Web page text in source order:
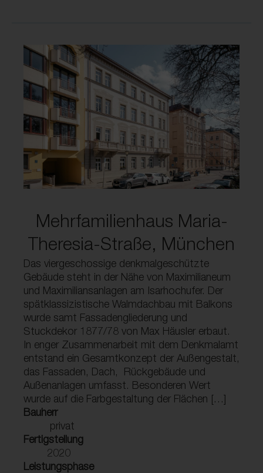
Mehrfamilienhaus Maria-
Theresia-Straße, München
Das viergeschossige denkmalgeschützte
Gebäude steht in der Nähe von Maximilianeum
und Maximiliansanlagen am Isarhochufer. Der
spätklassizistische Walmdachbau mit Balkons
wurde samt Fassadengliederung und
Stuckdekor 1877/78 von Max Häusler erbaut.
In enger Zusammenarbeit mit dem Denkmalamt
entstand ein Gesamtkonzept der Außengestalt,
das Fassaden, Dach, Rückgebäude und
Außenanlagen umfasst. Besonderen Wert
wurde auf die Farbgestaltung der Flächen […]
Bauherr
privat
Fertigstellung
2020
Leistungsphase